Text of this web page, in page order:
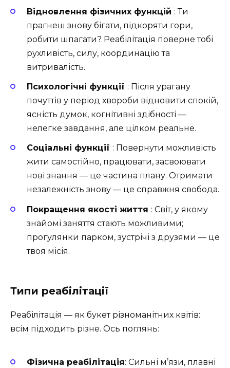
Відновлення фізичних функцій : Ти
прагнеш знову бігати, підкоряти гори,
робити шпагати? Реабілітація поверне тобі
рухливість, силу, координацію та
витривалість.
Психологічні функції : Після урагану
почуттів у період хвороби відновити спокій,
ясність думок, когнітивні здібності —
нелегке завдання, але цілком реальне.
Соціальні функції : Повернути можливість
жити самостійно, працювати, засвоювати
нові знання — це частина плану. Отримати
незалежність знову — це справжня свобода.
Покращення якості життя : Світ, у якому
знайомі заняття стають можливими;
прогулянки парком, зустрічі з друзями — це
твоя місія.
Типи реабілітації
Реабілітація — як букет різноманітних квітів:
всім підходить різне. Ось поглянь:
Фізична реабілітація: Сильні м’язи, плавні